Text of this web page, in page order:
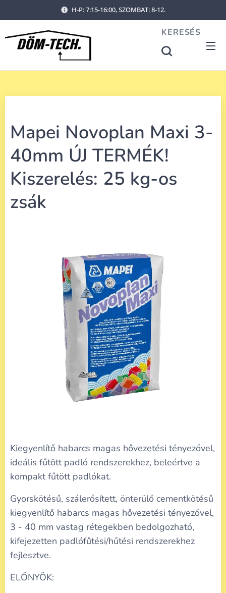
H-P: 7:15-16:00, SZOMBAT: 8-12.
KERESÉS
Mapei Novoplan Maxi 3-
40mm ÚJ TERMÉK!
Kiszerelés: 25 kg-os
zsák
Kiegyenlítő habarcs magas hővezetési tényezővel,
ideális fűtött padló rendszerekhez, beleértve a
kompakt fűtött padlókat.
Gyorskötésű, szálerősített, önterülő cementkötésű
kiegyenlítő habarcs magas hővezetési tényezővel,
3 - 40 mm vastag rétegekben bedolgozható,
kifejezetten padlófűtési/hűtési rendszerekhez
fejlesztve.
ELŐNYÖK: